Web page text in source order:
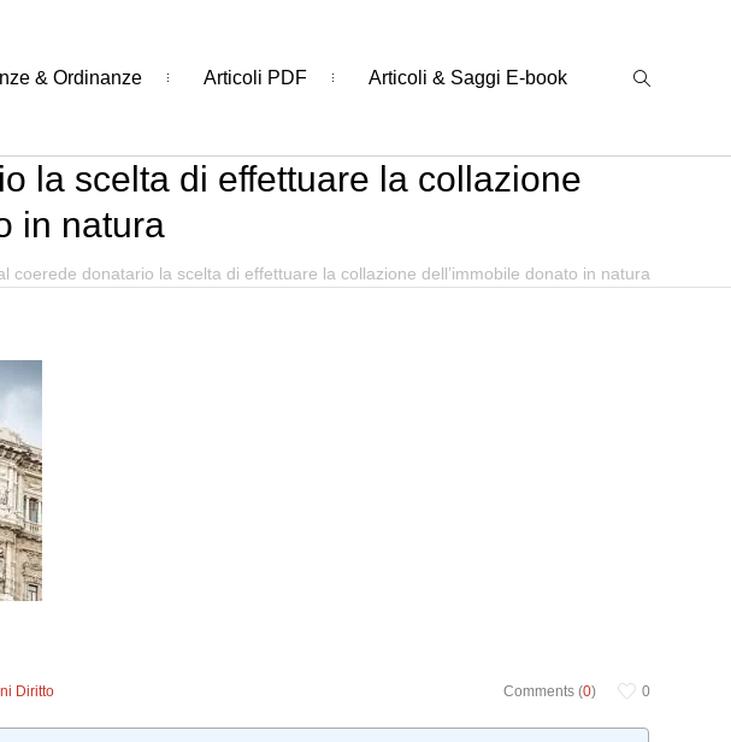
& Ordinanze Articoli PDF Articoli & Saggi E-book
la scelta di effettuare la collazione
in natura
coerede donatario la scelta di effettuare la collazione dell’immobile donato in natura
Comments (0) 0
Diritto